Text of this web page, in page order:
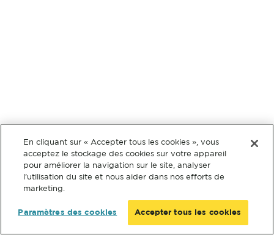
En cliquant sur « Accepter tous les cookies », vous
acceptez le stockage des cookies sur votre appareil
pour améliorer la navigation sur le site, analyser
l’utilisation du site et nous aider dans nos efforts de
marketing.
Paramètres des cookies Accepter tous les cookies